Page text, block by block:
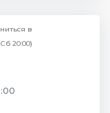
в
Сб 20:00)